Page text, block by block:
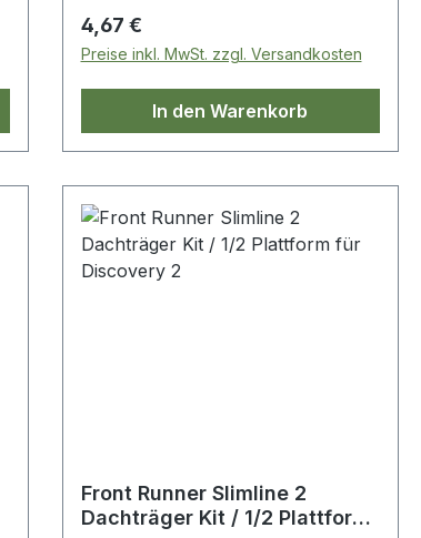
Regulärer Preis:
4,67 €
Preise inkl. MwSt. zzgl. Versandkosten
In den Warenkorb
Front Runner Slimline 2
Dachträger Kit / 1/2 Plattform